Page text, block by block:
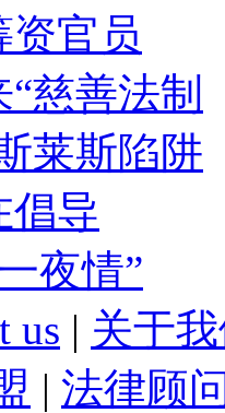
官员
慈善法制
莱斯陷阱
倡导
夜情”
us | 关于
| 法律顾